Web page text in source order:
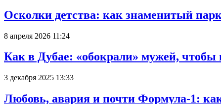
Осколки детства: как знаменитый
8 апреля 2026 11:24
Как в Дубае: «обокрали» мужей, чтобы
3 декабря 2025 13:33
Любовь, авария и почти Формула-1: